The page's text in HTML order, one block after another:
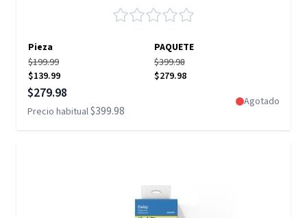
Pieza
PAQUETE
$199.99
$139.99
$399.98
$279.98
Precio especial
$279.98
Precio habitual$399.98
Agotado